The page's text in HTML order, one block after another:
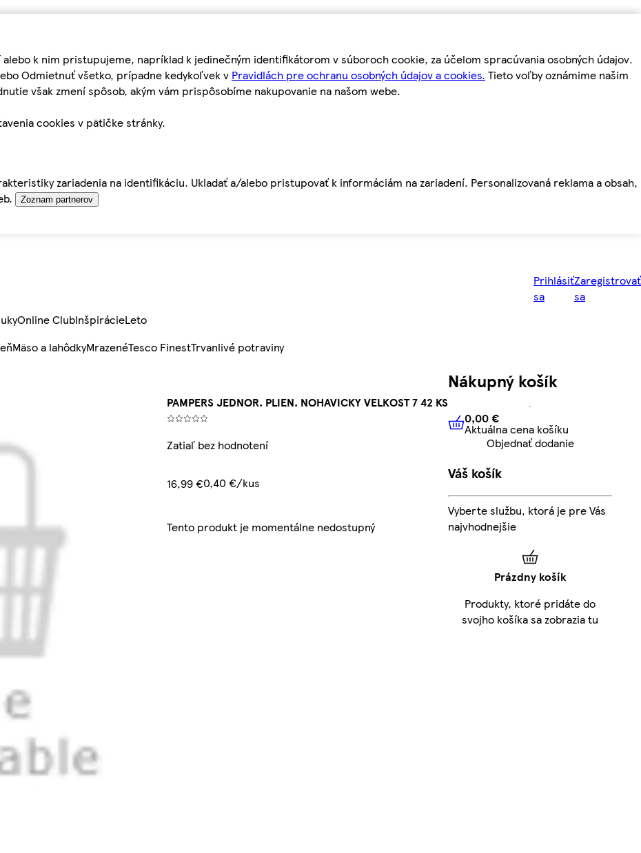
k nim pristupujeme, napríklad k jedinečným identifikátorom v súboroch cookie, za účelom spracúvania osobných údajov.
Odmietnuť všetko, prípadne kedykoľvek v Pravidlách pre ochranu osobných údajov a cookies. Tieto voľby oznámime našim
však zmení spôsob, akým vám prispôsobíme nakupovanie na našom webe.
cookies v pätičke stránky.
zariadenia na identifikáciu. Ukladať a/alebo pristupovať k informáciám na zariadení. Personalizovaná reklama a obsah,
Zoznam partnerov
Prihlásiť
sa
Zaregistrovať
sa
Online ClubInšpirácieLeto
Mäso a lahôdkyMrazenéTesco FinestTrvanlivé potraviny
PAMPERS JEDNOR. PLIEN. NOHAVICKY VELKOST 7 42 KS
Zatiaľ bez hodnotení
16,99 €0,40 €/kus
Tento produkt je momentálne nedostupný
Nákupný košík
0,00 € Aktuálna cena košíku
0,00 €
Aktuálna cena košíku
Objednať dodanie
Váš košík
Vyberte službu, ktorá je pre Vás
najvhodnejšie
Prázdny košík
Produkty, ktoré pridáte do
svojho košíka sa zobrazia tu